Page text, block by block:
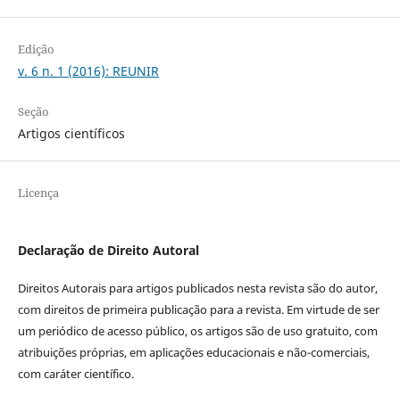
Edição
v. 6 n. 1 (2016): REUNIR
Seção
Artigos científicos
Licença
Declaração de Direito Autoral
Direitos Autorais para artigos publicados nesta revista são do autor,
com direitos de primeira publicação para a revista. Em virtude de ser
um periódico de acesso público, os artigos são de uso gratuito, com
atribuições próprias, em aplicações educacionais e não-comerciais,
com caráter científico.